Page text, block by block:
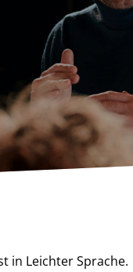
in Leichter Sprache.